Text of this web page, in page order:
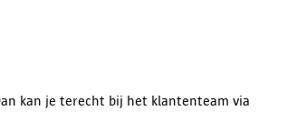
kan je terecht bij het klantenteam via